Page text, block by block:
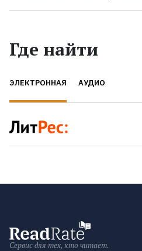
Где найти
ЭЛЕКТРОННАЯ АУДИО
Сервис для тех, кто читает.